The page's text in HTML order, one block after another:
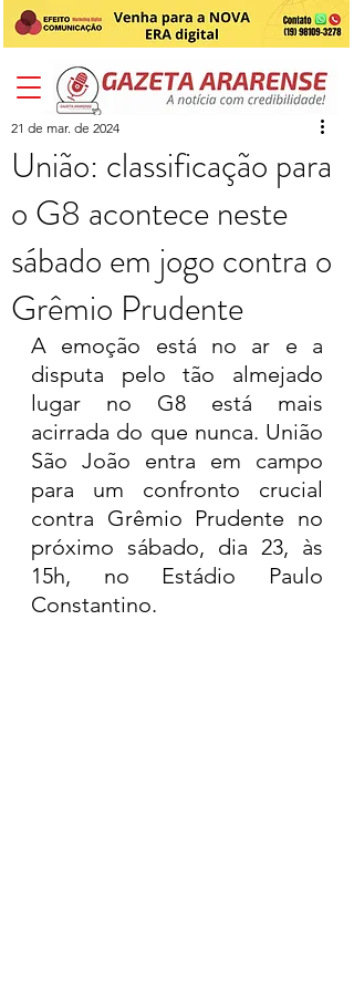
União: classificação para
o G8 acontece neste
sábado em jogo contra o
Grêmio Prudente
21 de mar. de 2024
A emoção está no ar e a
disputa pelo tão almejado
lugar no G8 está mais
acirrada do que nunca. União
São João entra em campo
para um confronto crucial
contra Grêmio Prudente no
próximo sábado, dia 23, às
15h, no Estádio Paulo
Constantino.